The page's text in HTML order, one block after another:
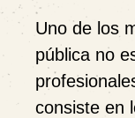
Uno de los
pública no
consiste en